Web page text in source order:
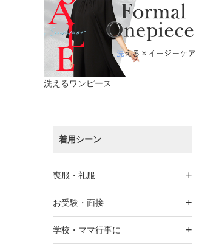
洗えるワンピース
着用シーン
喪服・礼服 +
お受験・面接 +
学校・ママ行事に +